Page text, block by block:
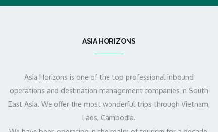
ASIA HORIZONS
Asia Horizons is one of the top professional inbound
operations and destination management companies in South
East Asia. We offer the most wonderful trips through Vietnam,
Laos, Cambodia.